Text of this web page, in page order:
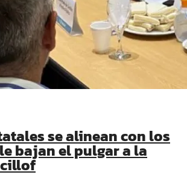
se alinean con los
bajan el pulgar a la